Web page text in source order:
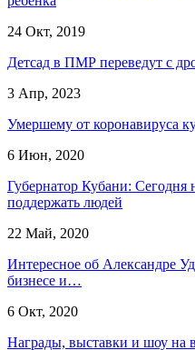
24 Окт, 2019
Детсад в ПМР переведут с
3 Апр, 2023
Умершему от коронавируса
6 Июн, 2020
Губернатор Кубани: Сегодня
поддержать людей
22 Май, 2020
Интересное об Александре
бизнесе и…
6 Окт, 2020
Награды, выставки и шоу на